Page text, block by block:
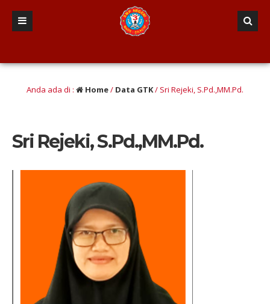
Anda ada di : Home/ Data GTK/ Sri Rejeki, S.Pd.,MM.Pd.
Sri Rejeki, S.Pd.,MM.Pd.